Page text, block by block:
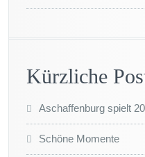
Kürzliche
Aschaffenburg spielt
Schöne Momente